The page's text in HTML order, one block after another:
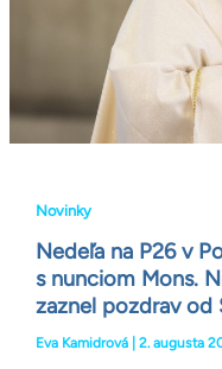
Novinky
Nedeľa na P26 v
s nunciom Mons.
zaznel pozdrav od
Eva Kamidrová | 2. augusta
Mons.
Nicolom
záver
zaznel
pozdrav
od